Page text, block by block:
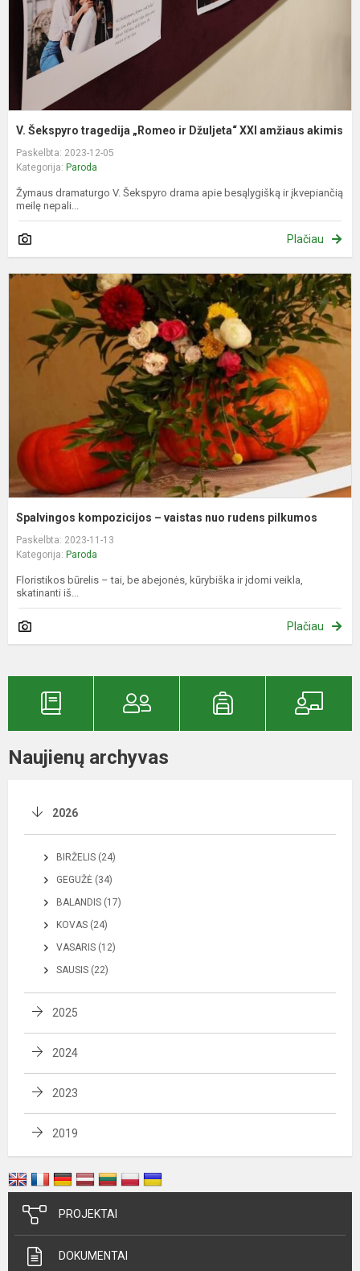
V. Šekspyro tragedija „Romeo ir Džuljeta“ XXI amžiaus akimis
Paskelbta: 2023-12-05
Kategorija: Paroda
Žymaus dramaturgo V. Šekspyro drama apie besąlygišką ir įkvepiančią
meilę nepali...
Plačiau
Spalvingos kompozicijos – vaistas nuo rudens pilkumos
Paskelbta: 2023-11-13
Kategorija: Paroda
Floristikos būrelis – tai, be abejonės, kūrybiška ir įdomi veikla,
skatinanti iš...
Plačiau
Naujienų archyvas
2026
BIRŽELIS (24)
GEGUŽĖ (34)
BALANDIS (17)
KOVAS (24)
VASARIS (12)
SAUSIS (22)
2025
2024
2023
2019
PROJEKTAI
DOKUMENTAI